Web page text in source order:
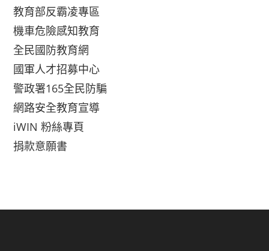
教育部反霸凌專區
機車危險感知教育
全民國防教育網
國軍人才招募中心
警政署165全民防騙
網路安全教育宣導
iWIN 粉絲專頁
捐款意願書